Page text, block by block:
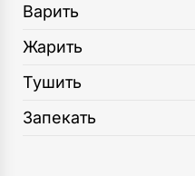
Варить
Жарить
Тушить
Запекать